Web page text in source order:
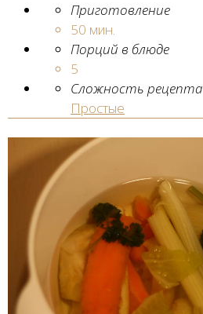
Приготовление
50 мин.
Порций в блюде
5
Сложность рецепта
Простые